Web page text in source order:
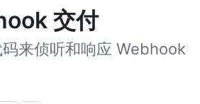
交付
来侦听和响应 Webhook